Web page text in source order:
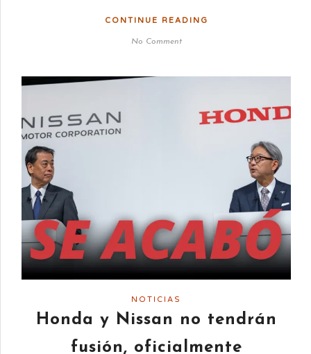
CONTINUE READING
No Comment
NOTICIAS
Honda y Nissan no tendrán
fusión, oficialmente